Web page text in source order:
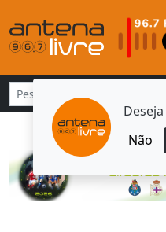
Não